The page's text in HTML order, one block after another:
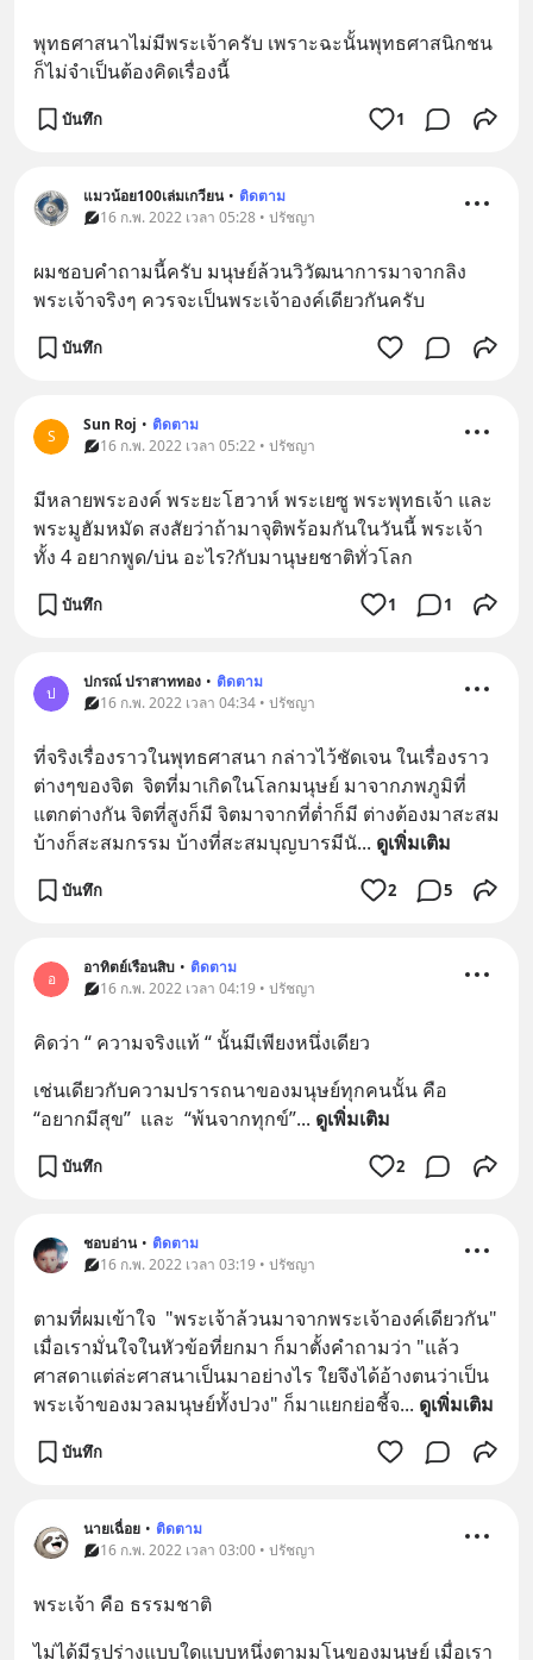
พุทธศาสนาไม่มีพระเจ้าครับ เพราะฉะนั้นพุทธศาสนิกชน
ก็ไม่จำเป็นต้องคิดเรื่องนี้
บันทึก 1
แมวน้อย100เล่มเกวียน • ติดตาม
16 ก.พ. 2022 เวลา 05:28 • ปรัชญา
ผมชอบคำถามนี้ครับ มนุษย์ล้วนวิวัฒนาการมาจากลิง
พระเจ้าจริงๆ ควรจะเป็นพระเจ้าองค์เดียวกันครับ
บันทึก
S
Sun Roj • ติดตาม
16 ก.พ. 2022 เวลา 05:22 • ปรัชญา
มีหลายพระองค์ พระยะโฮวาห์ พระเยซู พระพุทธเจ้า และ
พระมูฮัมหมัด สงสัยว่าถ้ามาจุติพร้อมกันในวันนี้ พระเจ้า
ทั้ง 4 อยากพูด/บ่น อะไร?กับมานุษยชาติทั่วโลก
บันทึก 1 1
ป
ปกรณ์ ปราสาททอง • ติดตาม
16 ก.พ. 2022 เวลา 04:34 • ปรัชญา
ที่จริงเรื่องราวในพุทธศาสนา กล่าวไว้ชัดเจน ในเรื่องราว
ต่างๆของจิต  จิตที่มาเกิดในโลกมนุษย์ มาจากภพภูมิที่
แตกต่างกัน จิตที่สูงก็มี จิตมาจากที่ต่ำก็มี ต่างต้องมาสะสม
บ้างก็สะสมกรรม บ้างที่สะสมบุญบารมีนั... ดูเพิ่มเติม
บันทึก 2 5
อ
อาทิตย์เรือนสิบ • ติดตาม
16 ก.พ. 2022 เวลา 04:19 • ปรัชญา
คิดว่า “ ความจริงแท้ “ นั้นมีเพียงหนึ่งเดียว
เช่นเดียวกับความปรารถนาของมนุษย์ทุกคนนั้น คือ
“อยากมีสุข”  และ  “พ้นจากทุกข์”... ดูเพิ่มเติม
บันทึก 2
ชอบอ่าน • ติดตาม
16 ก.พ. 2022 เวลา 03:19 • ปรัชญา
ตามที่ผมเข้าใจ  "พระเจ้าล้วนมาจากพระเจ้าองค์เดียวกัน"
เมื่อเรามั่นใจในหัวข้อที่ยกมา ก็มาตั้งคำถามว่า "แล้ว
ศาสดาแต่ล่ะศาสนาเป็นมาอย่างไร ใยจึงได้อ้างตนว่าเป็น
พระเจ้าของมวลมนุษย์ทั้งปวง" ก็มาแยกย่อชี้จ... ดูเพิ่มเติม
บันทึก
นายเฉื่อย • ติดตาม
16 ก.พ. 2022 เวลา 03:00 • ปรัชญา
พระเจ้า คือ ธรรมชาติ
ไม่ได้มีรูปร่างแบบใดแบบหนึ่งตามมโนของมนุษย์ เมื่อเรา